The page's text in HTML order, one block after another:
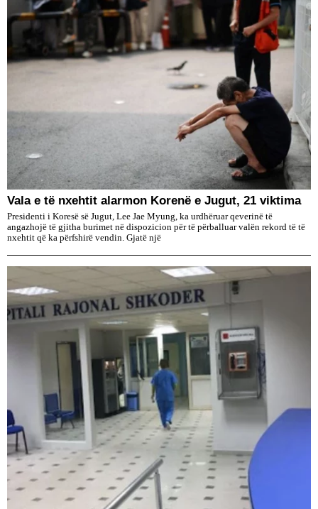
Vala e të nxehtit alarmon Korenë e Jugut, 21 viktima
Presidenti i Koresë së Jugut, Lee Jae Myung, ka urdhëruar qeverinë të
angazhojë të gjitha burimet në dispozicion për të përballuar valën rekord të të
nxehtit që ka përfshirë vendin. Gjatë një